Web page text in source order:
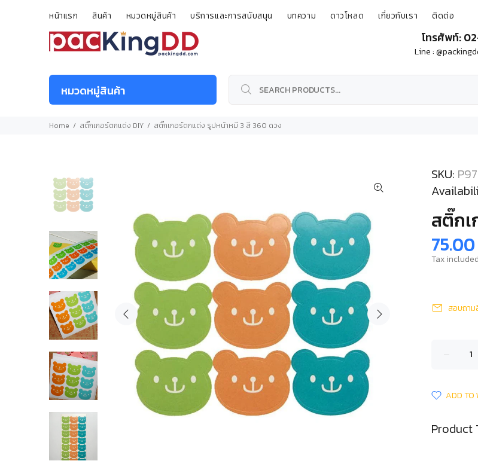
หน้าแรก สินค้า หมวดหมู่สินค้า บริการและการสนับสนุน บทความ ดาวโหลด เกี่ยวกับเรา ติดต่อ
โทรศัพท์:
Line :
หมวดหมู่สินค้า
Home สติ๊กเกอร์ตกแต่ง DIY สติ๊กเกอร์ตกแต่ง รูปหน้าหมี 3 สี 360 ดวง
SKU:
สติ๊ก
Tax
สอบถาม
ADD TO
Product